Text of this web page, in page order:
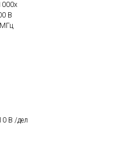
В
МГц
В /дел